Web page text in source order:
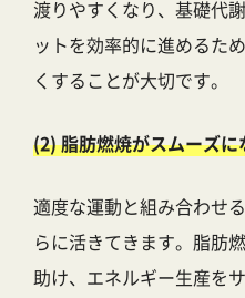
渡りやすくなり、基礎代
ットを効率的に進めるた
くすることが大切です。
(2) 脂肪燃焼がスムーズに
適度な運動と組み合わせ
らに活きてきます。脂肪
助け、エネルギー生産を